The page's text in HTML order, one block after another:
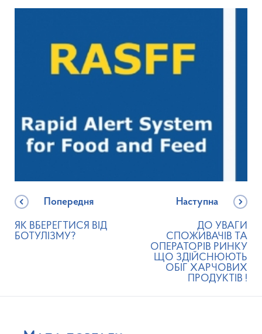
Попередня
ЯК ВБЕРЕГТИСЯ ВІД
БОТУЛІЗМУ?
Наступна
ДО УВАГИ
СПОЖИВАЧІВ ТА
ОПЕРАТОРІВ РИНКУ
ЩО ЗДІЙСНЮЮТЬ
ОБІГ ХАРЧОВИХ
ПРОДУКТІВ !